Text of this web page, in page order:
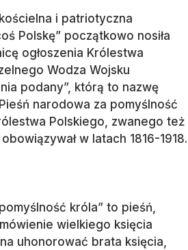
i patriotyczna
Polskę” początkowo nosiła
ogłoszenia Królestwa
Wodza Wojsku
podany”, którą to nazwę
narodowa za pomyślność
Polskiego, zwanego też
w latach 1816-1918.
króla” to pieśń,
wielkiego księcia
uhonorować brata księcia,